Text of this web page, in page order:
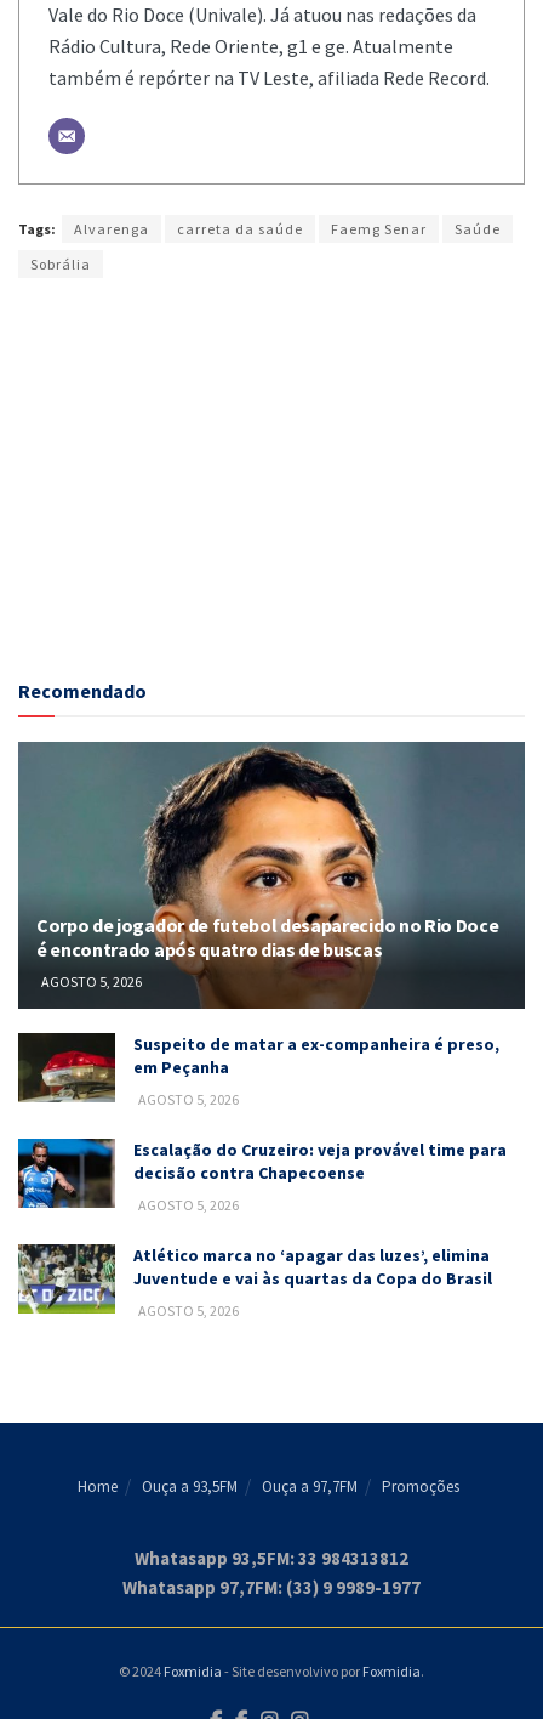
Vale do Rio Doce (Univale). Já atuou nas redações da
Rádio Cultura, Rede Oriente, g1 e ge. Atualmente
também é repórter na TV Leste, afiliada Rede Record.
Tags: Alvarenga carreta da saúde Faemg Senar
Saúde
Sobrália
Recomendado
Corpo de jogador de futebol desaparecido no Rio Doce
é encontrado após quatro dias de buscas
AGOSTO 5, 2026
Suspeito de matar a ex-companheira é preso,
em Peçanha
AGOSTO 5, 2026
Escalação do Cruzeiro: veja provável time para
decisão contra Chapecoense
AGOSTO 5, 2026
Atlético marca no ‘apagar das luzes’, elimina
Juventude e vai às quartas da Copa do Brasil
AGOSTO 5, 2026
Home Ouça a 93,5FM Ouça a 97,7FM Promoções
Whatasapp 93,5FM: 33 984313812
Whatasapp 97,7FM: (33) 9 9989-1977
© 2024 Foxmidia - Site desenvolvivo por Foxmidia.